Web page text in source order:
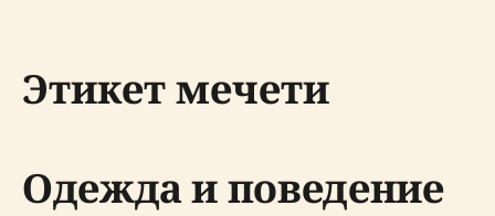
Этикет мечети
Одежда и поведение